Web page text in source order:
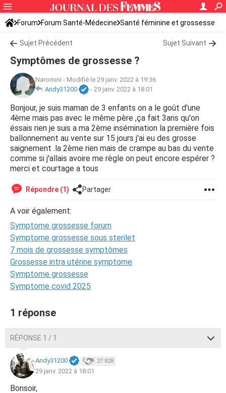
Forum Forum Santé-Médecine Santé féminine et grossesse
Infertilité
Sujet Précédent Sujet Suivant
Symptômes de grossesse ?
Naromini - Modifié le 29 janv. 2022 à 19:36
Andy31200
- 29 janv. 2022 à 18:01
Bonjour, je suis maman de 3 enfants on a le goût d'une
4ème mais pas avec le même père ,ça fait 3ans qu'on
éssais rien je suis a ma 2ème insémination la première fois
ballonnement au vente sur 15 jours j'ai eu des grosse
saignement .la 2ème rien mais de crampe au bas du vente
comme si j'allais avoire me règle on peut encore espérer ?
merci et courtage a tous
Répondre (1) Partager
A voir également:
Symptome grossesse forum
Symptome grossesse sous sterilet
7 mois de grossesse symptômes
Grossesse intra utérine symptome
Symptome grossesse
Symptome covid 2025
1 réponse
RÉPONSE 1 / 1
Andy31200 27 828
29 janv. 2022 à 18:01
Bonsoir,